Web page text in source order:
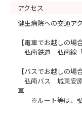
《既卒》 適性検
７．採用試験・面接に
応募期間終了後提
験会場・適性検査等
８．内定
後日、結果を郵
９．その他
入職前の健康診断
交代制勤務が可
新卒者は、看護師
アクセス
健生病院への交通ア
【電車でお越しの場合
弘南鉄道 弘南線
【バスでお越しの場合
弘南バス 城東安原
車
※ルート等は、弘